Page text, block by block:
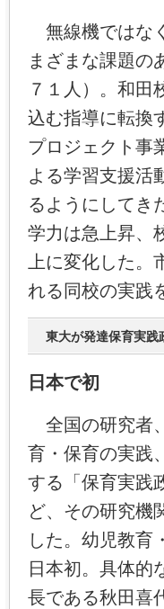
無線機ではな
まざまな課題の
７１人）。和田
込む指導に転換
プロジェクト事
よる学習支援活
るようにしてき
学力は急上昇、
上に変化した
れる同校の実践
東大が発達保育実践
日本で初
全国の研究者
育・保育の実践
する「保育実践
ど、その研究機
した。幼児教育
日本初。具体的
長である秋田喜